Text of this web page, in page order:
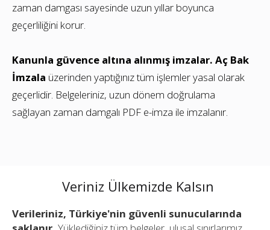
zaman damgası sayesinde uzun yıllar boyunca
geçerliliğini korur.
Kanunla güvence altına alınmış imzalar. Aç Bak
İmzala üzerinden yaptığınız tüm işlemler yasal olarak
geçerlidir. Belgeleriniz, uzun dönem doğrulama
sağlayan zaman damgalı PDF e-imza ile imzalanır.
Veriniz Ülkemizde Kalsın
Verileriniz, Türkiye'nin güvenli sunucularında